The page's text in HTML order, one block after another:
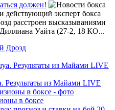
должен!
эксперт бокса
расстроен высказываниями
Уайта (27-2, 18 КО...
Дрозд
из Майами LIVE
в боксе